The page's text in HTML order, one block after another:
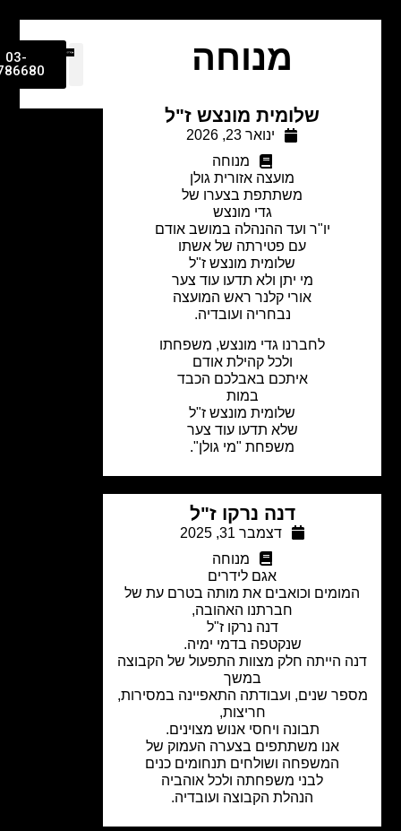
מנוחה
שלומית מונצש ז"ל
ינואר 23, 2026
מנוחה
מועצה אזורית גולן
משתתפת בצערו של
גדי מונצש
יו"ר ועד ההנהלה במושב אודם
עם פטירתה של אשתו
שלומית מונצש ז"ל
מי יתן ולא תדעו עוד צער
אורי קלנר ראש המועצה
נבחריה ועובדיה.
לחברנו גדי מונצש, משפחתו
ולכל קהילת אודם
איתכם באבלכם הכבד
שלומית מונצש ז"ל
שלא תדעו עוד צער
משפחת "מי גולן".
דנה נרקו ז"ל
דצמבר 31, 2025
מנוחה
אגם לידרים
וכואבים את מותה בטרם עת של
חברתנו האהובה,
דנה נרקו ז"ל
שנקטפה בדמי ימיה.
הייתה חלק מצוות התפעול של הקבוצה
שנים, ועבודתה התאפיינה במסירות,
תבונה ויחסי אנוש מצוינים.
אנו משתתפים בצערה העמוק של
המשפחה ושולחים תנחומים כנים
לבני משפחתה ולכל אוהביה
הנהלת הקבוצה ועובדיה.
03-
9786680